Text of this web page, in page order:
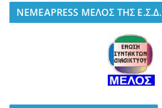
NEMEAPRESS ΜΕΛΟΣ ΤΗΣ Ε.Σ.Δ.